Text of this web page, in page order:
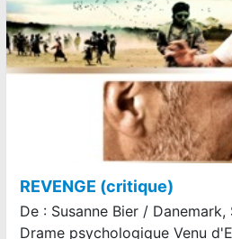
REVENGE (critique)
De : Susanne Bier / Danemark,
Drame psychologique Venu